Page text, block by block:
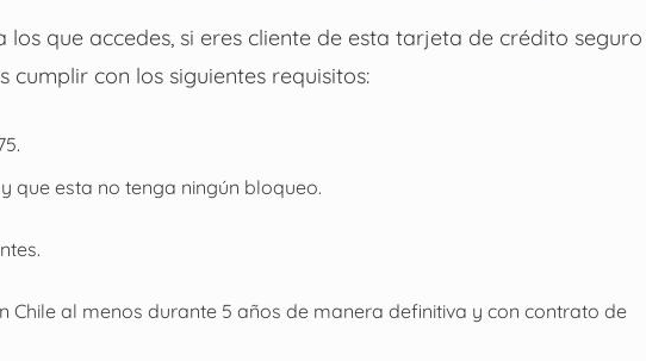
que accedes, si eres cliente de esta tarjeta de crédito seguro
con los siguientes requisitos:
que esta no tenga ningún bloqueo.
Chile al menos durante 5 años de manera definitiva y con contrato de